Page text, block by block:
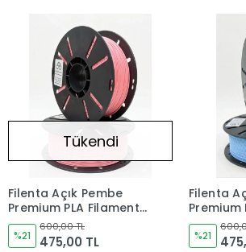
Tükendi
Filenta Açık Pembe
Premium PLA Filament
1.75 mm – 1 kg
%21
600,00 TL
475,00 TL
Filenta
Premium
1.75 mm –
%21